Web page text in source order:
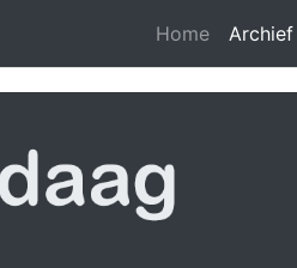
Home Archief